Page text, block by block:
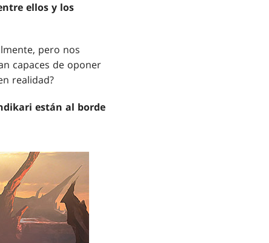
ellos y los
pero nos
capaces de oponer
realidad?
están al borde